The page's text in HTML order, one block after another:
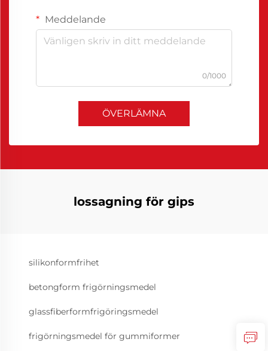
Meddelande
0/1000
ÖVERLÄMNA
lossagning för gips
silikonformfrihet
betongform frigörningsmedel
glassfiberformfrigöringsmedel
frigörningsmedel för gummiformer